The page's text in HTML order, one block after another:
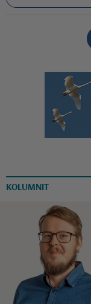
KOLUMNIT